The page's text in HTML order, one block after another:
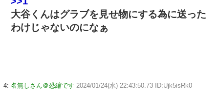
大谷くんはグラブを見せ物にする為に送った
わけじゃないのになぁ
4: 名無しさん＠恐縮です 2024/01/24(水) 22:43:50.73 ID:Ujk5isRk0